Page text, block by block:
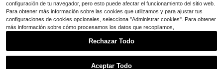
configuración de tu navegador, pero esto puede afectar el funcionamiento del sitio web.
Para obtener más información sobre las cookies que utilizamos y para ajustar tus
configuraciones de cookies opcionales, selecciona "Administrar cookies". Para obtener
más información sobre cómo procesamos los datos que recopilamos,
Rechazar Todo
Aceptar Todo